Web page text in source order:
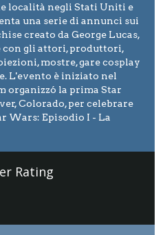
località negli Stati Uniti e
una serie di annunci sui
creato da George Lucas,
con gli attori, produttori,
mostre, gare cosplay
L'evento è iniziato nel
organizzó la prima Star
Colorado, per celebrare
Wars: Episodio I - La
Rating